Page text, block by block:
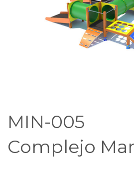
MIN-005
Complejo